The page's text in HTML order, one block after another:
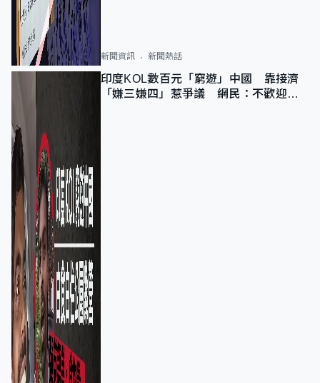
新聞資訊 新聞熱話
印度KOL數百元「窮遊」中國 靠接濟
「嫌三嫌四」惹爭議 網民：不歡迎劣